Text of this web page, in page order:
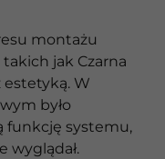
montażu
jak Czarna
estetyką. W
było
funkcję systemu,
wyglądał.